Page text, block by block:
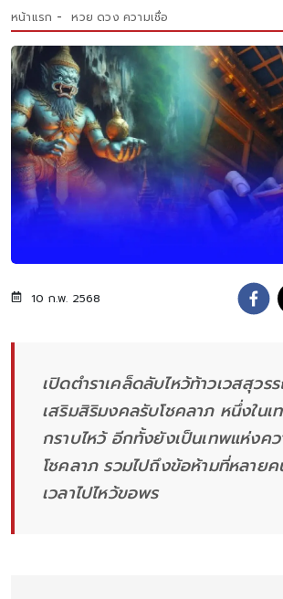
หน้าแรก หวย ดวง ความเชื่อ
10 ก.พ. 2568
เปิดตำราเคล็ดลับไหว้ท้าวเวสสุว
เสริมสิริมงคลรับโชคลาภ หนึ่งใน
กราบไหว้ อีกทั้งยังเป็นเทพแห่งคว
โชคลาภ รวมไปถึงข้อห้ามที่หลาย
เวลาไปไหว้ขอพร